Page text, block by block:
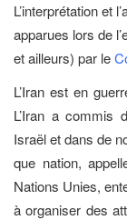
L’interprétation et
apparues lors de
et ailleurs) par le
L’Iran est en
L’Iran a commis
Israël et dans de
que nation,
Nations Unies,
à organiser des